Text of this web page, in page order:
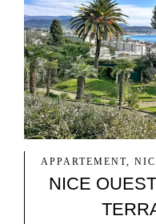
APPARTEMENT,
NICE